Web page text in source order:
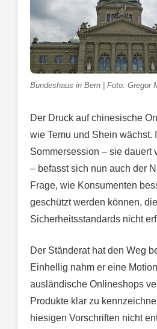
Bundeshaus in Bern | Foto: Gregor
Der Druck auf chinesische
wie Temu und Shein wächst.
Sommersession – sie dauert
– befasst sich nun auch der
Frage, wie Konsumenten
geschützt werden können,
Sicherheitsstandards nicht
Der Ständerat hat den Weg
Einhellig nahm er eine
ausländische Onlineshops
Produkte klar zu
hiesigen Vorschriften nicht